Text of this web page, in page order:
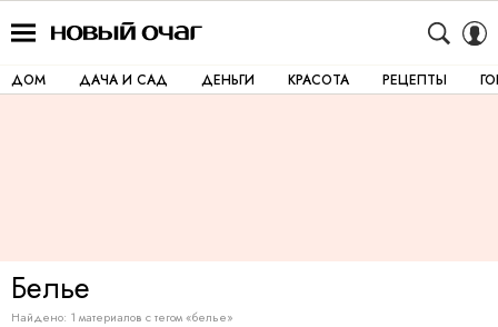
ДОМ ДАЧА И САД ДЕНЬГИ КРАСОТА РЕЦЕПТЫ
Белье
Найдено: 1 материалов с тегом «белье»